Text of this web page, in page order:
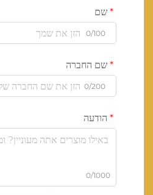
שם
0/100
שם החברה
0/200
הודעה
0/1000